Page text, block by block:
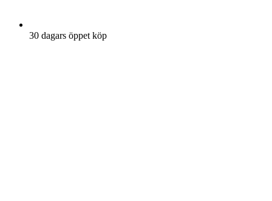
30 dagars öppet köp